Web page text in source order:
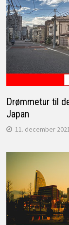
Drømmetur til
Japan
11. december